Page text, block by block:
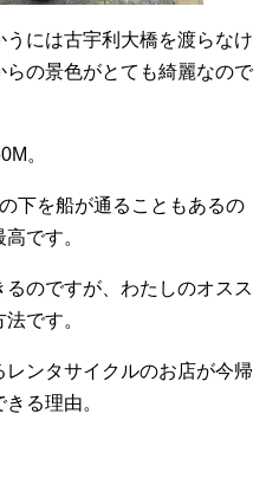
には古宇利大橋を渡らなけ
の景色がとても綺麗なので
。
下を船が通ることもあるの
です。
のですが、わたしのオスス
です。
ンタサイクルのお店が今帰
る理由。